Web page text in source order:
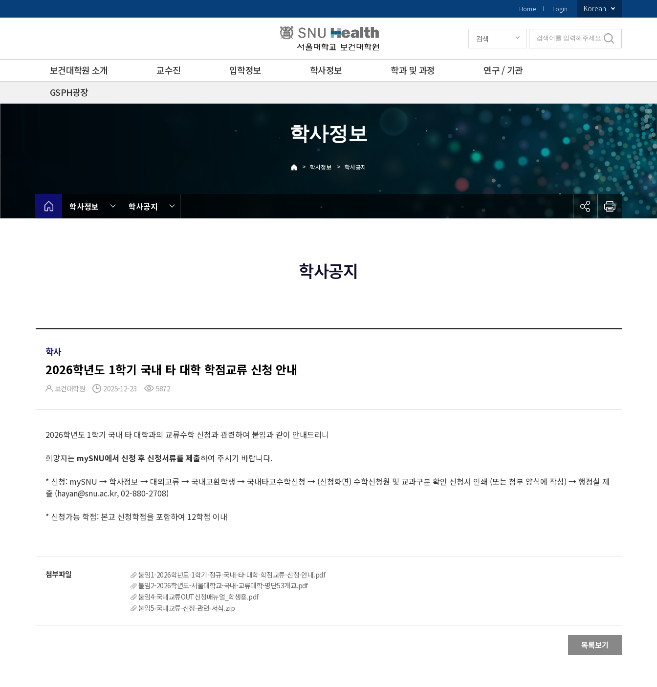
로
Home Login Korean
보건대학원 소개 교수진 입학정보 학사정보 학과 및 과정
연구 / 기관
GSPH광장
검색 검색어를 입력해주세요.
학사정보
> 학사정보 > 학사공지
학사정보 학사공지
학사공지
학사
2026학년도 1학기 국내 타 대학 학점교류 신청 안내
보건대학원 2025-12-23 5872
2026학년도 1학기 국내 타 대학과의 교류수학 신청과 관련하여 붙임과 같이 안내드리니
희망자는 mySNU에서 신청 후 신청서류를 제출하여 주시기 바랍니다.
* 신청: mySNU → 학사정보 → 대외교류 → 국내교환학생 → 국내타교수학신청 → (신청화면) 수학신청원 및 교과구분 확인 신청서 인쇄 (또는 첨부 양식에 작성) → 행정실 제
출 (hayan@snu.ac.kr, 02-880-2708)
* 신청가능 학점: 본교 신청학점을 포함하여 12학점 이내
붙임1-2026학년도-1학기-정규-국내-타-대학-학점교류-신청-안내.pdf
붙임2-2026학년도-서울대학교-국내-교류대학-명단53개교.pdf
붙임4-국내교류OUT신청매뉴얼_학생용.pdf
붙임5-국내교류-신청-관련-서식.zip
목록보기